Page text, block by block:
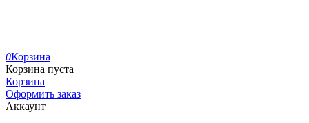
0Корзина
Корзина пуста
Корзина
Оформить заказ
Аккаунт